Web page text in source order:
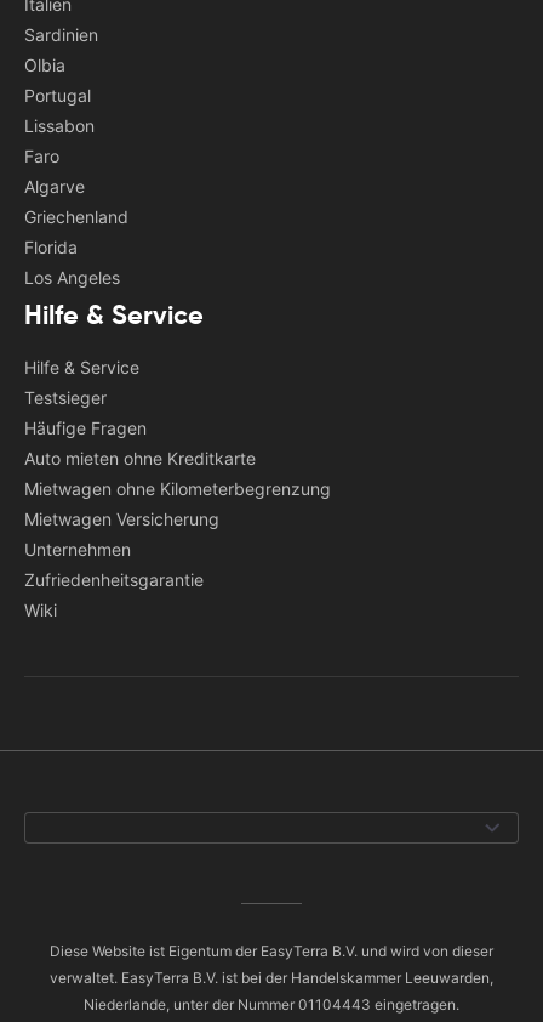
Italien
Sardinien
Olbia
Portugal
Lissabon
Faro
Algarve
Griechenland
Florida
Los Angeles
Hilfe & Service
Hilfe & Service
Testsieger
Häufige Fragen
Auto mieten ohne Kreditkarte
Mietwagen ohne Kilometerbegrenzung
Mietwagen Versicherung
Unternehmen
Zufriedenheitsgarantie
Wiki
Diese Website ist Eigentum der EasyTerra B.V. und wird von dieser
verwaltet. EasyTerra B.V. ist bei der Handelskammer Leeuwarden,
Niederlande, unter der Nummer 01104443 eingetragen.